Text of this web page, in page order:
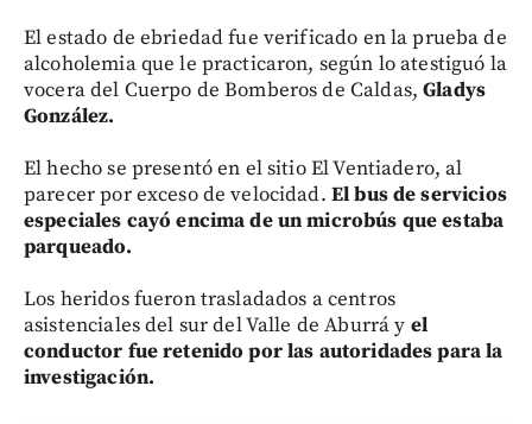
El estado de ebriedad fue verificado en la prueba de
alcoholemia que le practicaron, según lo atestiguó la
vocera del Cuerpo de Bomberos de Caldas,Gladys
González.
El hecho se presentó en el sitio El Ventiadero, al
parecer por exceso de velocidad. El bus de servicios
especiales cayó encima de un microbús que estaba
parqueado.
Los heridos fueron trasladados a centros
asistenciales del sur del Valle de Aburrá y el
conductor fue retenido por las autoridades para la
investigación.